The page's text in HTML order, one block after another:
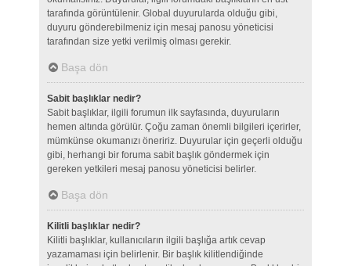
tarafında görüntülenir. Global duyurularda olduğu gibi,
duyuru gönderebilmeniz için mesaj panosu yöneticisi
tarafından size yetki verilmiş olması gerekir.
Başa dön
Sabit başlıklar nedir?
Sabit başlıklar, ilgili forumun ilk sayfasında, duyuruların
hemen altında görülür. Çoğu zaman önemli bilgileri içerirler,
mümkünse okumanızı öneririz. Duyurular için geçerli olduğu
gibi, herhangi bir foruma sabit başlık göndermek için
gereken yetkileri mesaj panosu yöneticisi belirler.
Başa dön
Kilitli başlıklar nedir?
Kilitli başlıklar, kullanıcıların ilgili başlığa artık cevap
yazamaması için belirlenir. Bir başlık kilitlendiğinde